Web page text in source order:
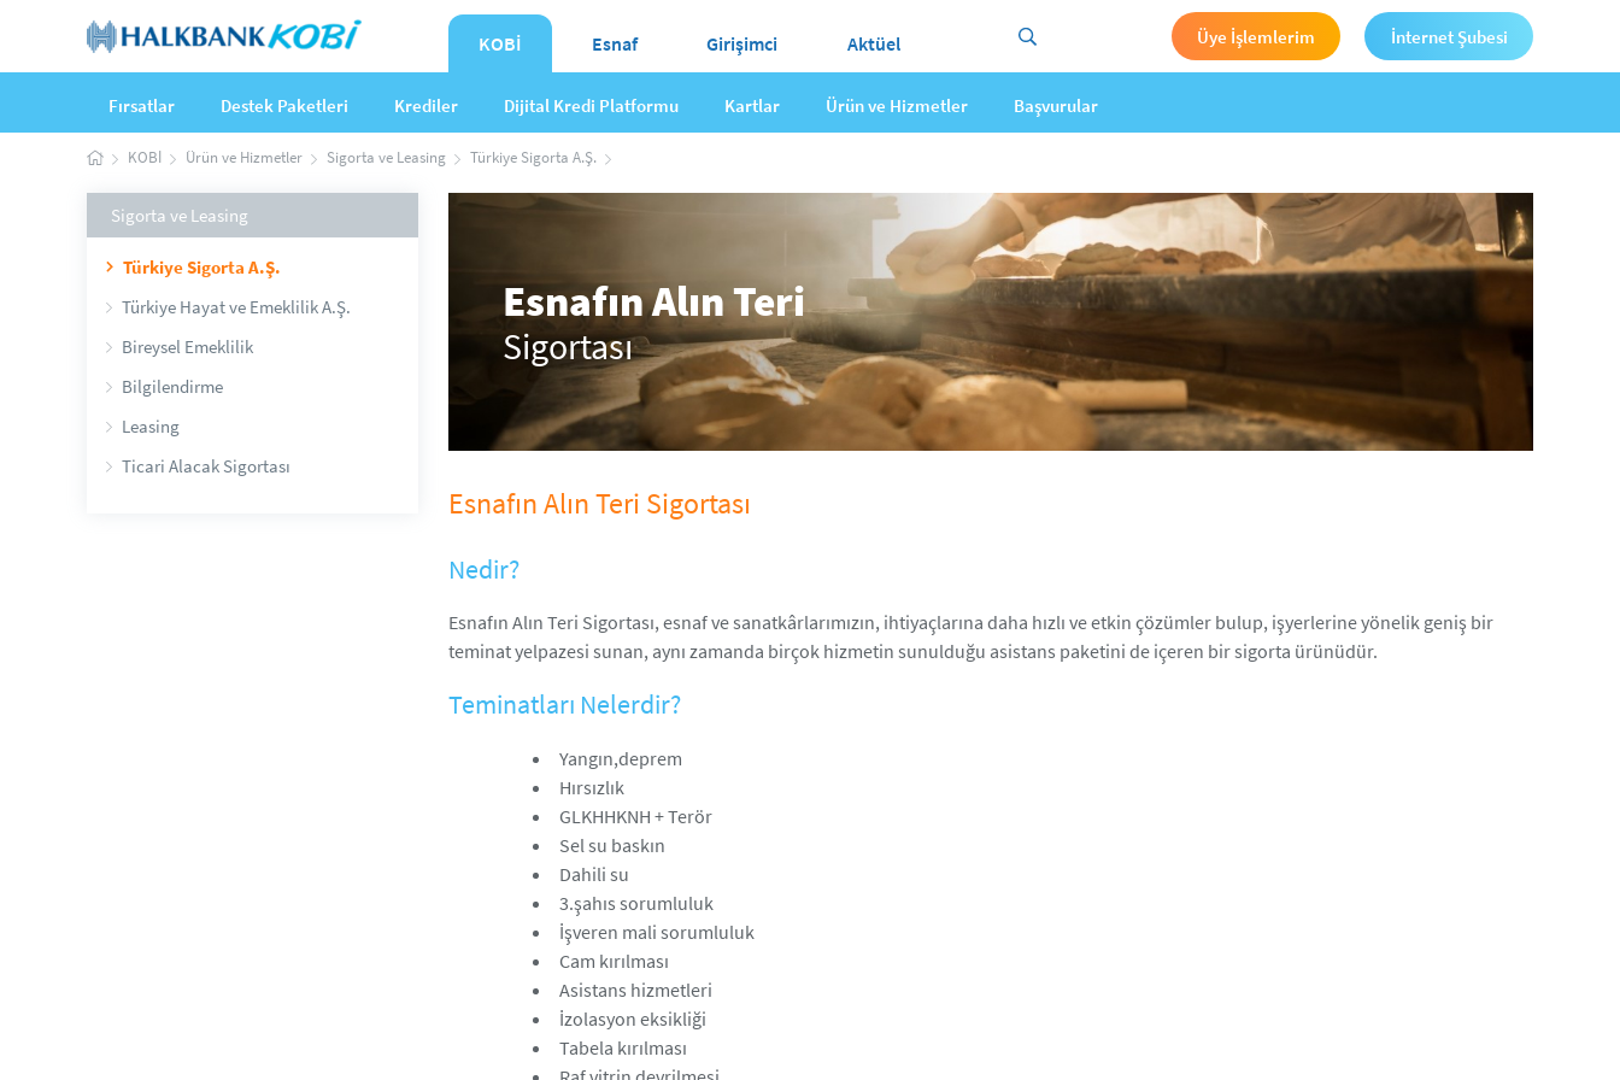
KOBİ Esnaf Girişimci Aktüel Üye İşlemlerim İnternet Şubesi
Fırsatlar Destek Paketleri Krediler Dijital Kredi Platformu Kartlar Ürün ve Hizmetler Başvurular
KOBİ Ürün ve Hizmetler Sigorta ve Leasing Türkiye Sigorta A.Ş.
Sigorta ve Leasing
Türkiye Sigorta A.Ş.
Türkiye Hayat ve Emeklilik A.Ş.
Bireysel Emeklilik
Bilgilendirme
Leasing
Ticari Alacak Sigortası
Esnafın Alın Teri
Sigortası
Esnafın Alın Teri Sigortası
Nedir?
Esnafın Alın Teri Sigortası, esnaf ve sanatkârlarımızın, ihtiyaçlarına daha hızlı ve etkin çözümler bulup, işyerlerine yönelik geniş bir
teminat yelpazesi sunan, aynı zamanda birçok hizmetin sunulduğu asistans paketini de içeren bir sigorta ürünüdür.
Teminatları Nelerdir?
Yangın,deprem
Hırsızlık
GLKHHKNH + Terör
Sel su baskın
Dahili su
3.şahıs sorumluluk
İşveren mali sorumluluk
Cam kırılması
Asistans hizmetleri
İzolasyon eksikliği
Tabela kırılması